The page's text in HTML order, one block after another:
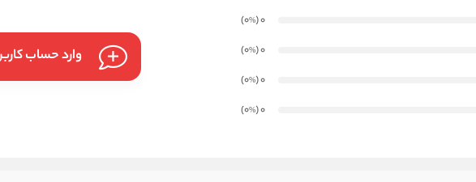
0
(0
%
)
0
(0
%
)
0
(0
%
)
0
(0
%
)
وارد حساب